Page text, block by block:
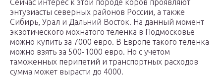
Сейчас интерес к этой породе коров проявляют
энтузиасты северных районов России, а также
Сибирь, Урал и Дальний Восток. На данный момент
экзотического мохнатого теленка в Подмосковье
можно купить за 7000 евро. В Европе такого теленка
можно взять за 500-1000 евро. Но с учетом
таможенных перипетий и транспортных расходов
сумма может вырасти до 4000.